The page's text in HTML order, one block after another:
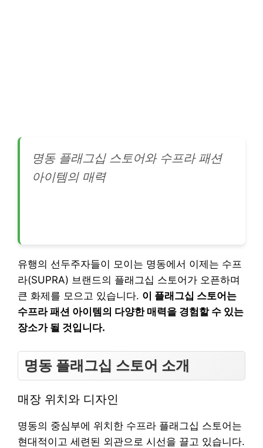
명동 플래그십 스토어와 수프라 패션
아이템의 매력
유행의 선두주자들이 모이는 명동에서 이제는 수프
라(SUPRA) 브랜드의 플래그십 스토어가 오픈하며
큰 화제를 모으고 있습니다. 이 플래그십 스토어는
수프라 패션 아이템의 다양한 매력을 경험할 수 있는
장소가 될 것입니다.
명동 플래그십 스토어 소개
매장 위치와 디자인
명동의 중심부에 위치한 수프라 플래그십 스토어는
현대적이고 세련된 외관으로 시선을 끌고 있습니다.